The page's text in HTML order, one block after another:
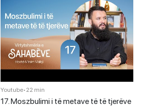
Youtube• 22 min
17. Moszbulimi i të metave të të tjerëve